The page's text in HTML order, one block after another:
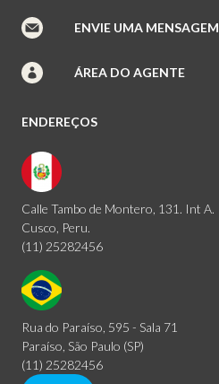
ENVIE UMA MENSAGEM
ÁREA DO AGENTE
ENDEREÇOS
Calle Tambo de Montero, 131. Int A.
Cusco, Peru.
(11) 25282456
Rua do Paraíso, 595 - Sala 71
Paraíso, São Paulo (SP)
(11) 25282456